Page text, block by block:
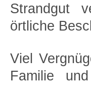
Strandgut
örtliche
Viel
Familie